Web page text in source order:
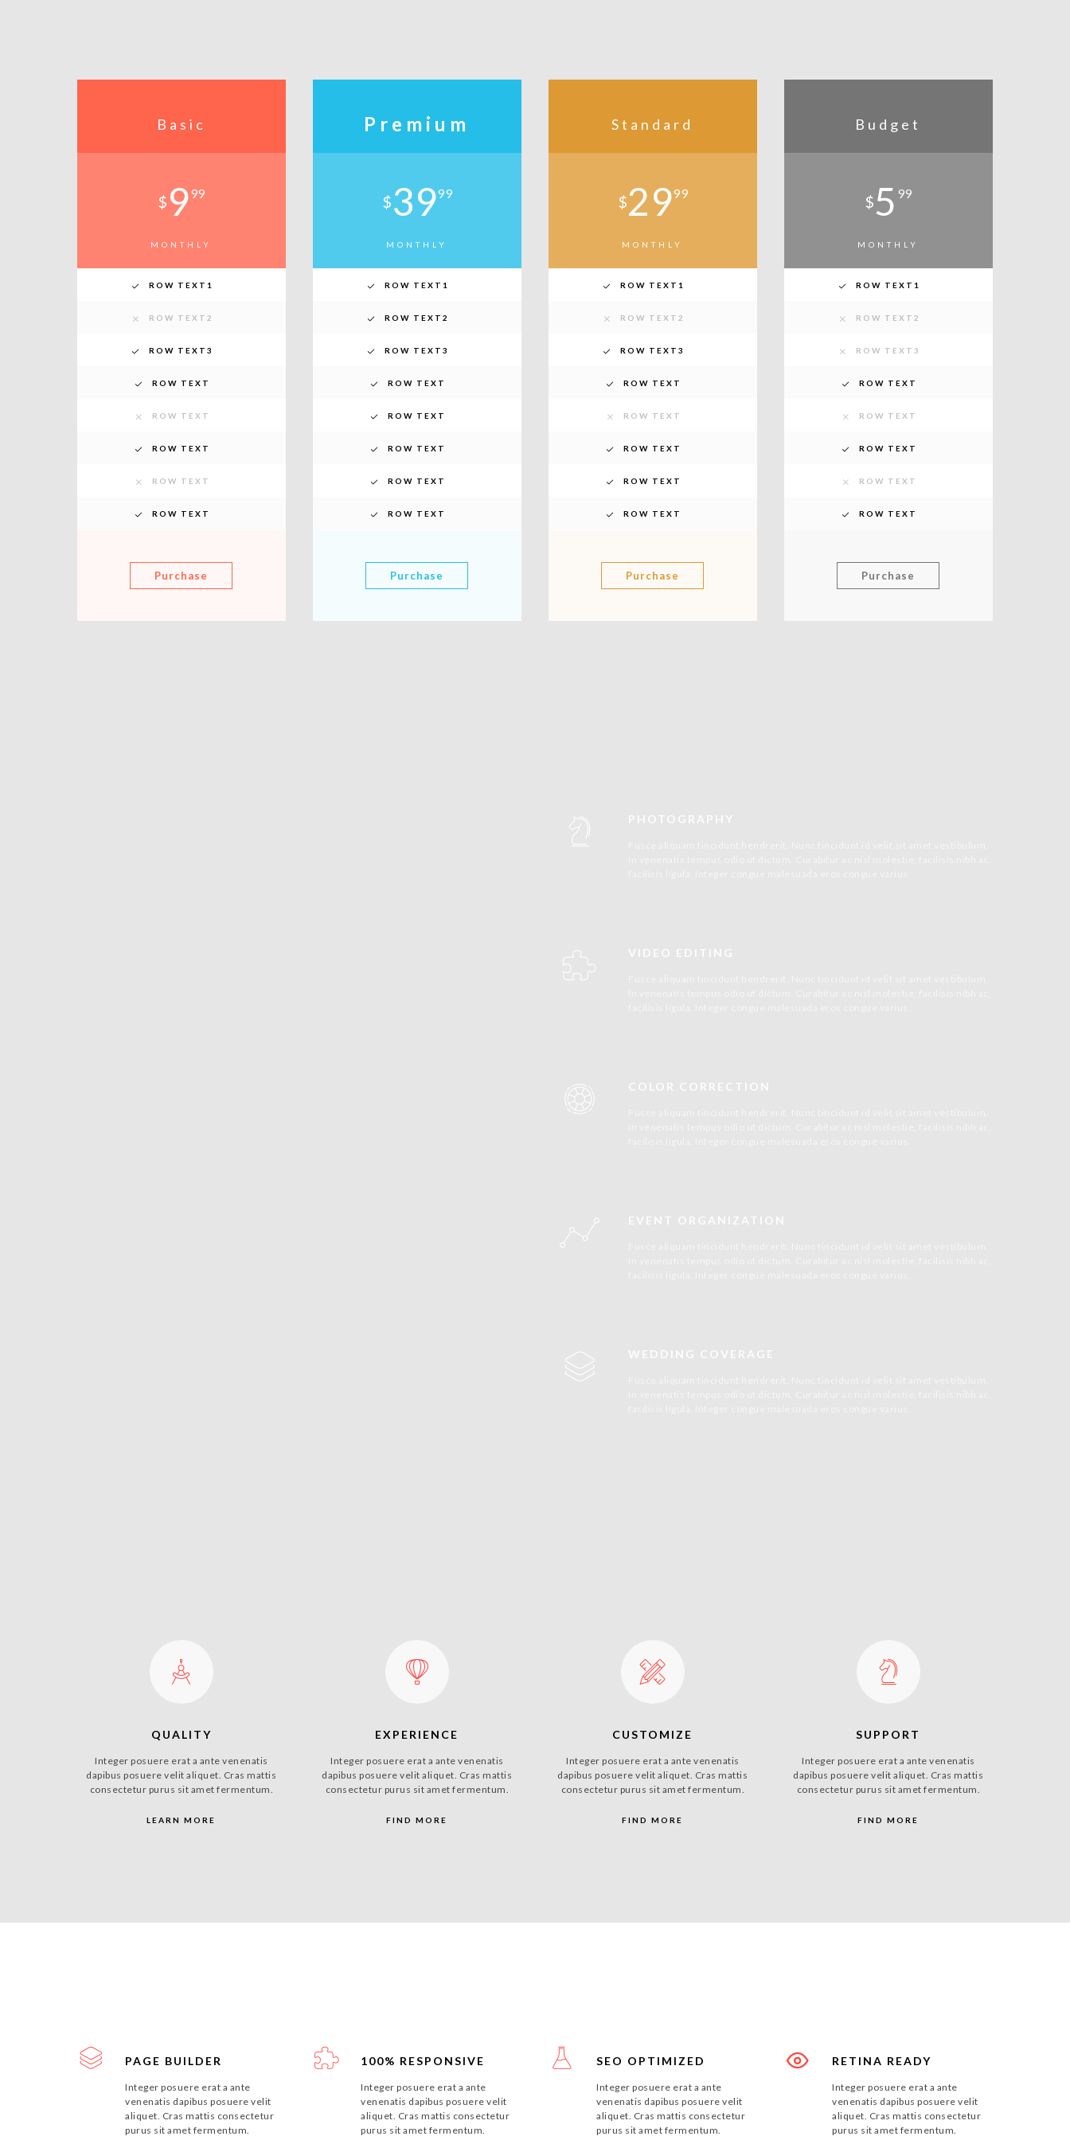
Basic
$ 999
MONTHLY
ROW TEXT1
ROW TEXT2
ROW TEXT3
ROW TEXT
ROW TEXT
ROW TEXT
ROW TEXT
ROW TEXT
Purchase
Premium
$3999
MONTHLY
ROW TEXT1
ROW TEXT2
ROW TEXT3
ROW TEXT
ROW TEXT
ROW TEXT
ROW TEXT
ROW TEXT
Purchase
Standard
$2999
MONTHLY
ROW TEXT1
ROW TEXT2
ROW TEXT3
ROW TEXT
ROW TEXT
ROW TEXT
ROW TEXT
ROW TEXT
Purchase
Budget
$5 99
MONTHLY
ROW TEXT1
ROW TEXT2
ROW TEXT3
ROW TEXT
ROW TEXT
ROW TEXT
ROW TEXT
ROW TEXT
Purchase
PHOTOGRAPHY
VIDEO EDITING
COLOR CORRECTION
EVENT ORGANIZATION
WEDDING COVERAGE
QUALITY
Integer posuere erat a ante venenatis
dapibus posuere velit aliquet. Cras mattis
consectetur purus sit amet fermentum.
LEARN MORE
EXPERIENCE
Integer posuere erat a ante venenatis
dapibus posuere velit aliquet. Cras mattis
consectetur purus sit amet fermentum.
FIND MORE
CUSTOMIZE
Integer posuere erat a ante venenatis
dapibus posuere velit aliquet. Cras mattis
consectetur purus sit amet fermentum.
FIND MORE
SUPPORT
Integer posuere erat a ante venenatis
dapibus posuere velit aliquet. Cras mattis
consectetur purus sit amet fermentum.
FIND MORE
PAGE BUILDER
Integer posuere erat a ante
venenatis dapibus posuere velit
aliquet. Cras mattis consectetur
purus sit amet fermentum.
100% RESPONSIVE
Integer posuere erat a ante
venenatis dapibus posuere velit
aliquet. Cras mattis consectetur
purus sit amet fermentum.
SEO OPTIMIZED
Integer posuere erat a ante
venenatis dapibus posuere velit
aliquet. Cras mattis consectetur
purus sit amet fermentum.
RETINA READY
Integer posuere erat a ante
venenatis dapibus posuere velit
aliquet. Cras mattis consectetur
purus sit amet fermentum.